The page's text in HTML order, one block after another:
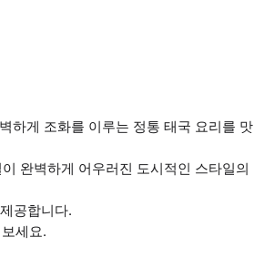
하게 조화를 이루는 정통 태국 요리를 맛
완벽하게 어우러진 도시적인 스타일의
공합니다.
세요.